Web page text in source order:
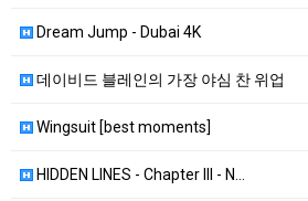
Dream Jump - Dubai 4K
데이비드 블레인의 가장 야심 찬 위업
Wingsuit [best moments]
HIDDEN LINES - Chapter III - N…